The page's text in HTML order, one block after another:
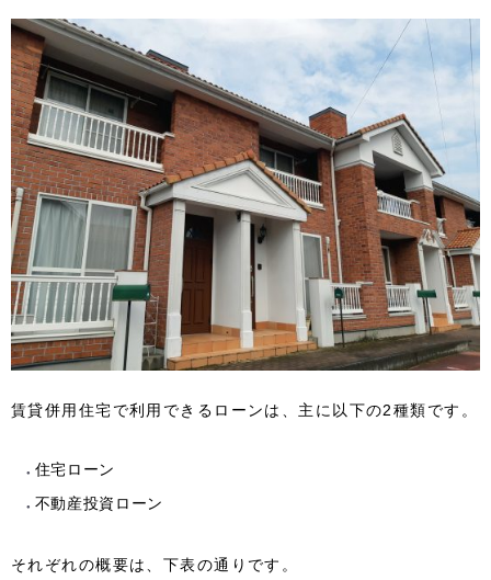
賃貸併用住宅で利用できるローンは、主に以下の2種類です。
住宅ローン
不動産投資ローン
それぞれの概要は、下表の通りです。